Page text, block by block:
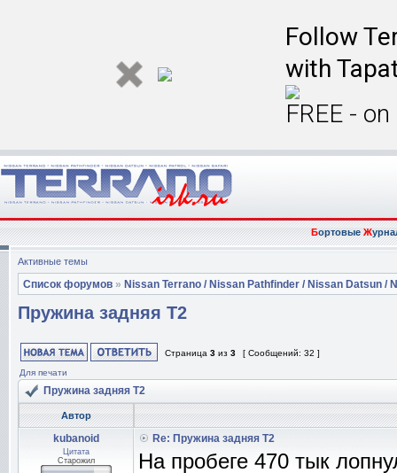
Follow
with
FREE -
БортовыеЖ
Активные темы
Список форумов » Nissan Terrano / Nissan Pathfinder / Nissan Datsun /
Пружина задняя Т2
Страница 3 из 3
[ Сообщений: 32 ]
Для печати
Пружина задняя Т2
Автор
kubanoid
Цитата
Старожил
Re: Пружина задняя Т2
На пробеге 470 тык